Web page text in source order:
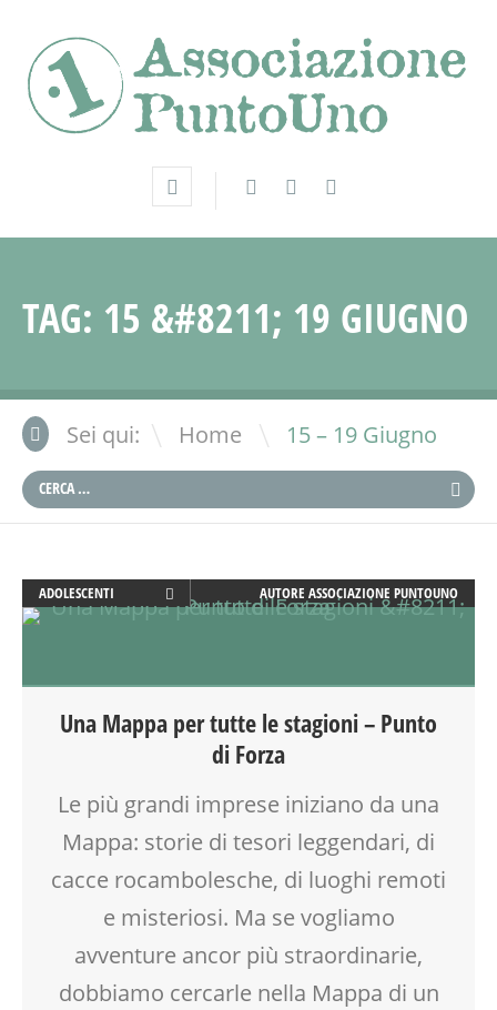
TAG: 15 &#8211; 19 GIUGNO
Sei qui: Home \ 15 – 19 Giugno
ADOLESCENTI
ADULTI
DISEGNO
ESTATE
GENITORI
GRUPPO ESTIVO
AUTORE ASSOCIAZIONE PUNTOUNO
Una Mappa per tutte le stagioni – Punto
di Forza
Le più grandi imprese iniziano da una
Mappa: storie di tesori leggendari, di
cacce rocambolesche, di luoghi remoti
e misteriosi. Ma se vogliamo
avventure ancor più straordinarie,
dobbiamo cercarle nella Mappa di un